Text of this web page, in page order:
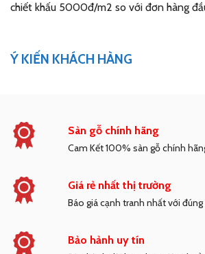
chiết khấu 5000đ/m2 so với đơn hàng
Ý KIẾN KHÁCH HÀNG
Sàn gỗ chính hãng
Cam Kết 100% sàn gỗ chính
Giá rẻ nhất thị trường
Báo giá cạnh tranh nhất với
Bảo hảnh uy tín